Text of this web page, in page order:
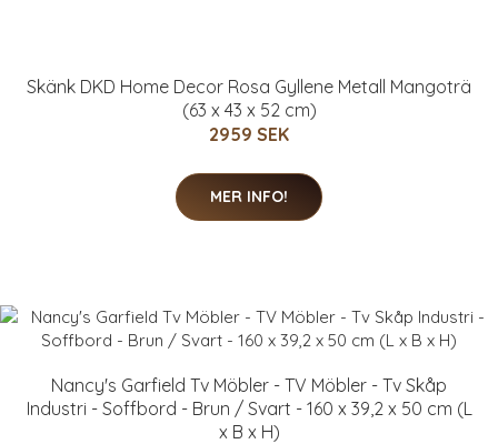
Skänk DKD Home Decor Rosa Gyllene Metall Mangoträ
(63 x 43 x 52 cm)
2959 SEK
MER INFO!
Nancy's Garfield Tv Möbler - TV Möbler - Tv Skåp
Industri - Soffbord - Brun / Svart - 160 x 39,2 x 50 cm (L
x B x H)